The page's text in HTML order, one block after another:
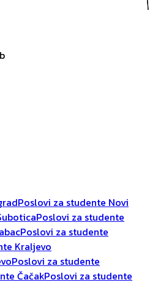
Poslovi za studente Novi
Poslovi za studente
Poslovi za studente
Kraljevo
Poslovi za studente
ČačakPoslovi za studente